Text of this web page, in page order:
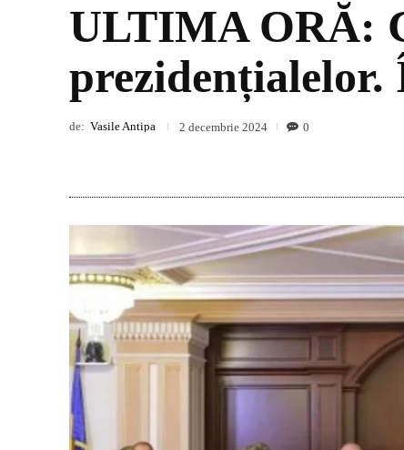
ULTIMA ORĂ:
prezidențialelor.
de: Vasile Antipa 2 decembrie 2024 0